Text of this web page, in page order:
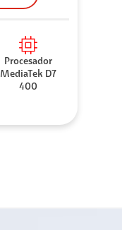
Procesador
MediaTek D7
400